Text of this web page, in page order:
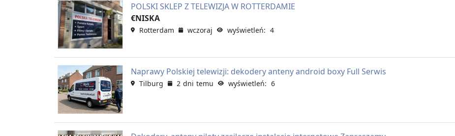
POLSKI SKLEP Z TELEWIZJA W ROTTERDAMIE
€NISKA
Rotterdam wczoraj wyświetleń: 4
Naprawy Polskiej telewizji: dekodery anteny android boxy Full Serwis
Tilburg 2 dni temu wyświetleń: 6